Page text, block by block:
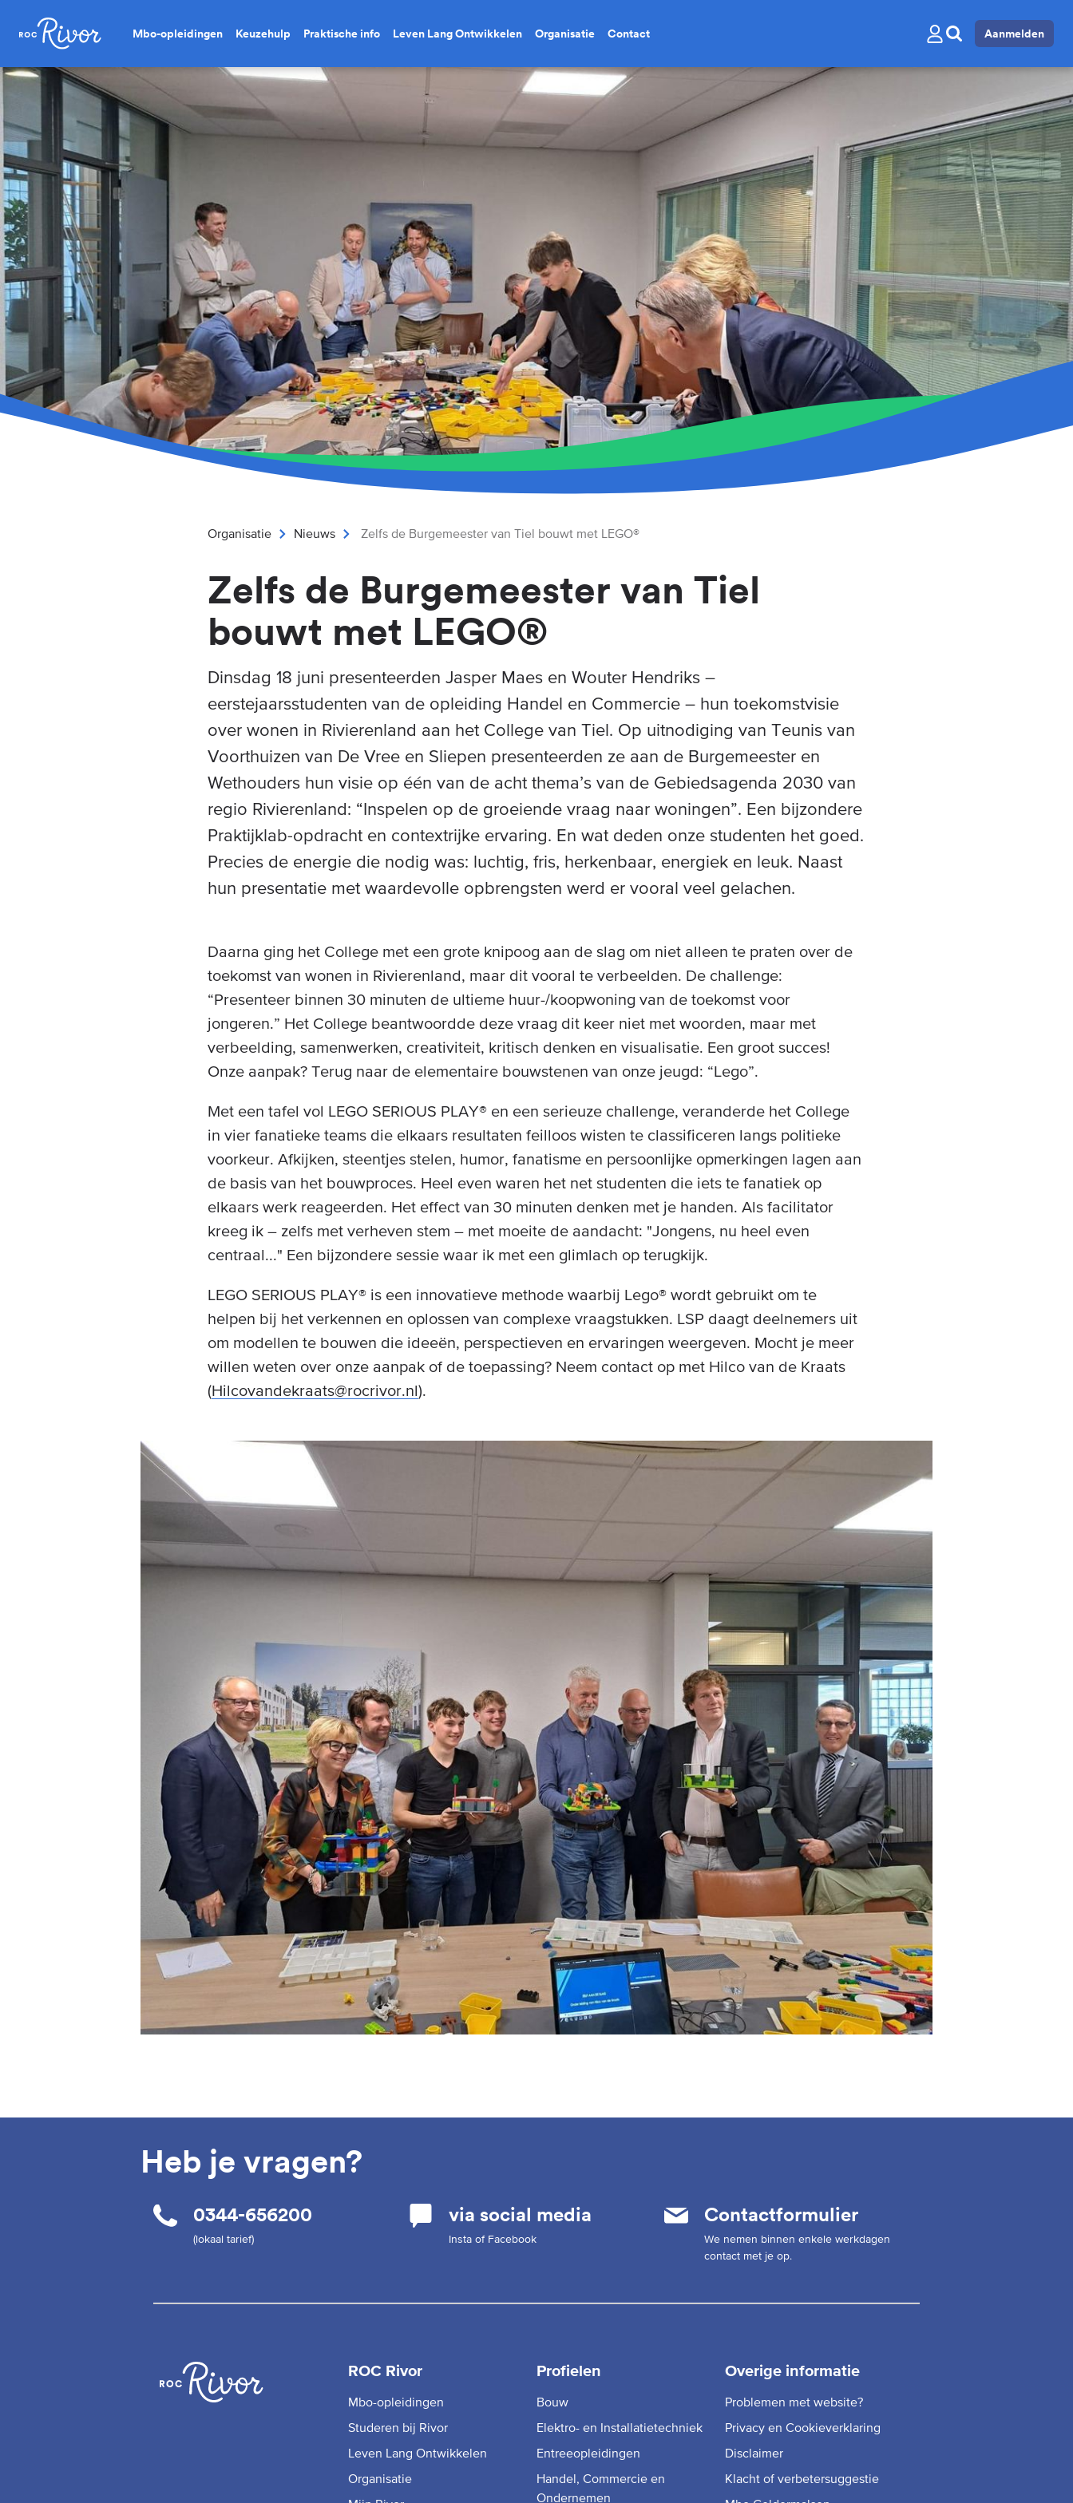
Mbo-opleidingen Keuzehulp Praktische info Leven Lang Ontwikkelen Organisatie Contact Aanmelden
Organisatie Nieuws Zelfs de Burgemeester van Tiel bouwt met LEGO®
Zelfs de Burgemeester van Tiel
bouwt met LEGO®
Dinsdag 18 juni presenteerden Jasper Maes en Wouter Hendriks –
eerstejaarsstudenten van de opleiding Handel en Commercie – hun toekomstvisie
over wonen in Rivierenland aan het College van Tiel. Op uitnodiging van Teunis van
Voorthuizen van De Vree en Sliepen presenteerden ze aan de Burgemeester en
Wethouders hun visie op één van de acht thema’s van de Gebiedsagenda 2030 van
regio Rivierenland: “Inspelen op de groeiende vraag naar woningen”. Een bijzondere
Praktijklab-opdracht en contextrijke ervaring. En wat deden onze studenten het goed.
Precies de energie die nodig was: luchtig, fris, herkenbaar, energiek en leuk. Naast
hun presentatie met waardevolle opbrengsten werd er vooral veel gelachen.
Daarna ging het College met een grote knipoog aan de slag om niet alleen te praten over de
toekomst van wonen in Rivierenland, maar dit vooral te verbeelden. De challenge:
“Presenteer binnen 30 minuten de ultieme huur-/koopwoning van de toekomst voor
jongeren.” Het College beantwoordde deze vraag dit keer niet met woorden, maar met
verbeelding, samenwerken, creativiteit, kritisch denken en visualisatie. Een groot succes!
Onze aanpak? Terug naar de elementaire bouwstenen van onze jeugd: “Lego”.
Met een tafel vol LEGO SERIOUS PLAY® en een serieuze challenge, veranderde het College
in vier fanatieke teams die elkaars resultaten feilloos wisten te classificeren langs politieke
voorkeur. Afkijken, steentjes stelen, humor, fanatisme en persoonlijke opmerkingen lagen aan
de basis van het bouwproces. Heel even waren het net studenten die iets te fanatiek op
elkaars werk reageerden. Het effect van 30 minuten denken met je handen. Als facilitator
kreeg ik – zelfs met verheven stem – met moeite de aandacht: "Jongens, nu heel even
centraal..." Een bijzondere sessie waar ik met een glimlach op terugkijk.
LEGO SERIOUS PLAY® is een innovatieve methode waarbij Lego® wordt gebruikt om te
helpen bij het verkennen en oplossen van complexe vraagstukken. LSP daagt deelnemers uit
om modellen te bouwen die ideeën, perspectieven en ervaringen weergeven. Mocht je meer
willen weten over onze aanpak of de toepassing? Neem contact op met Hilco van de Kraats
(Hilcovandekraats@rocrivor.nl).
Heb je vragen?
0344-656200
(lokaal tarief)
via social media
Insta of Facebook
Contactformulier
We nemen binnen enkele werkdagen
contact met je op.
ROC Rivor
Mbo-opleidingen
Studeren bij Rivor
Leven Lang Ontwikkelen
Organisatie
Profielen
Bouw
Elektro- en Installatietechniek
Entreeopleidingen
Handel, Commercie en
Ondernemen
Overige informatie
Problemen met website?
Privacy en Cookieverklaring
Disclaimer
Klacht of verbetersuggestie